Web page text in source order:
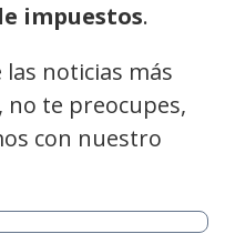
impuestos.
noticias más
no te preocupes,
con nuestro